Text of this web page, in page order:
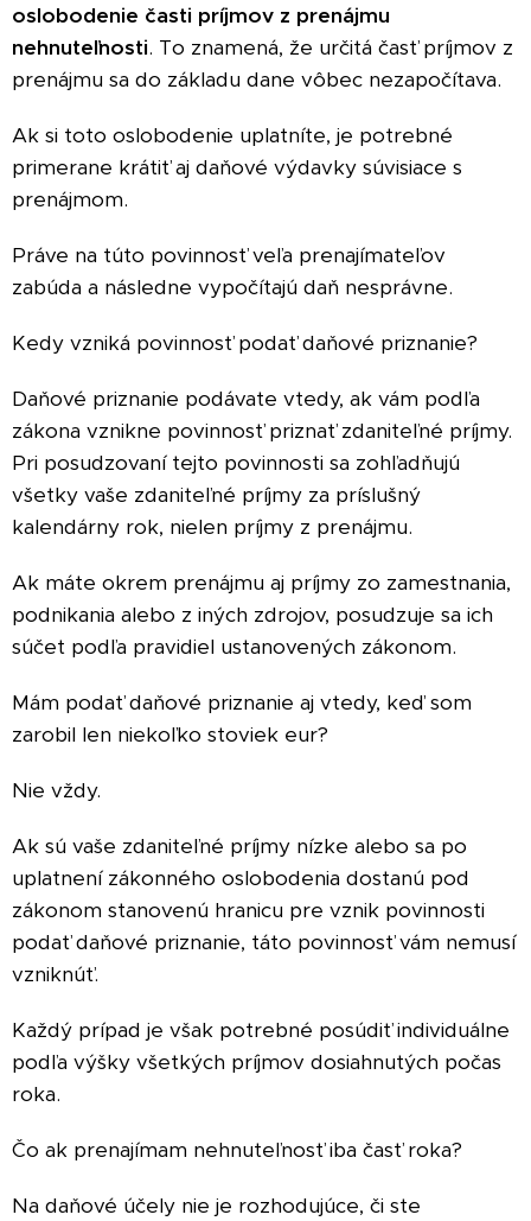
oslobodenie časti príjmov z prenájmu
nehnuteľnosti. To znamená, že určitá časť príjmov z
prenájmu sa do základu dane vôbec nezapočítava.
Ak si toto oslobodenie uplatníte, je potrebné
primerane krátiť aj daňové výdavky súvisiace s
prenájmom.
Práve na túto povinnosť veľa prenajímateľov
zabúda a následne vypočítajú daň nesprávne.
Kedy vzniká povinnosť podať daňové priznanie?
Daňové priznanie podávate vtedy, ak vám podľa
zákona vznikne povinnosť priznať zdaniteľné príjmy.
Pri posudzovaní tejto povinnosti sa zohľadňujú
všetky vaše zdaniteľné príjmy za príslušný
kalendárny rok, nielen príjmy z prenájmu.
Ak máte okrem prenájmu aj príjmy zo zamestnania,
podnikania alebo z iných zdrojov, posudzuje sa ich
súčet podľa pravidiel ustanovených zákonom.
Mám podať daňové priznanie aj vtedy, keď som
zarobil len niekoľko stoviek eur?
Nie vždy.
Ak sú vaše zdaniteľné príjmy nízke alebo sa po
uplatnení zákonného oslobodenia dostanú pod
zákonom stanovenú hranicu pre vznik povinnosti
podať daňové priznanie, táto povinnosť vám nemusí
vzniknúť.
Každý prípad je však potrebné posúdiť individuálne
podľa výšky všetkých príjmov dosiahnutých počas
roka.
Čo ak prenajímam nehnuteľnosť iba časť roka?
Na daňové účely nie je rozhodujúce, či ste